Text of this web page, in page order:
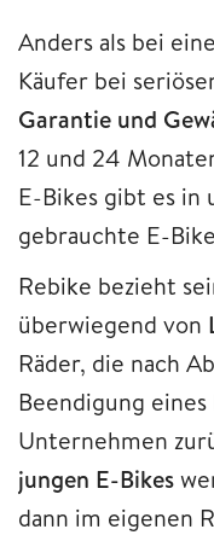
Anders als bei
Käufer bei
Garantie und
12 und 24
E-Bikes gibt es in
gebrauchte E-
Rebike bezieht
überwiegend von
Räder, die nach
Beendigung
Unternehmen
jungen E-Bikes
dann im eigenen